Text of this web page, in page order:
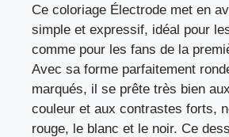
Ce coloriage Électrode met en
simple et expressif, idéal pour
comme pour les fans de la
Avec sa forme parfaitement
marqués, il se prête très bien
couleur et aux contrastes forts,
rouge, le blanc et le noir. Ce